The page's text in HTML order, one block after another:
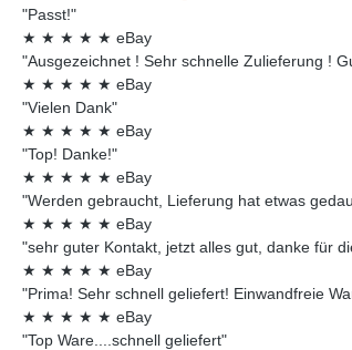
"Passt!"
★ ★ ★ ★ ★ eBay
"Ausgezeichnet ! Sehr schnelle Zulieferung !
★ ★ ★ ★ ★ eBay
"Vielen Dank"
★ ★ ★ ★ ★ eBay
"Top! Danke!"
★ ★ ★ ★ ★ eBay
"Werden gebraucht, Lieferung hat etwas
★ ★ ★ ★ ★ eBay
"sehr guter Kontakt, jetzt alles gut, danke für
★ ★ ★ ★ ★ eBay
"Prima! Sehr schnell geliefert! Einwandfreie
★ ★ ★ ★ ★ eBay
"Top Ware....schnell geliefert"